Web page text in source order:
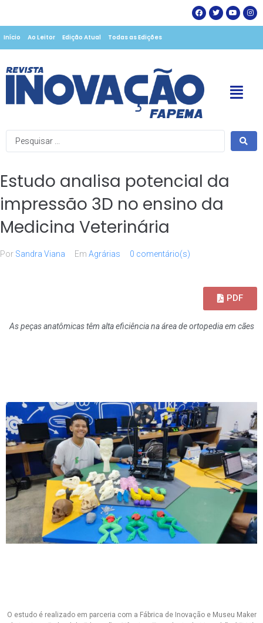
Início Ao Leitor Edição Atual Todas as Edições
Estudo analisa potencial da
impressão 3D no ensino da
Medicina Veterinária
Por Sandra Viana Em Agrárias 0 comentário(s)
PDF
As peças anatômicas têm alta eficiência na área de ortopedia em cães
O estudo é realizado em parceria com a Fábrica de Inovação e Museu Maker